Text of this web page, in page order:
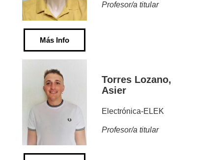
Más Info
Profesor/a titular
Torres Lozano,
Asier
Electrónica-ELEK
Profesor/a titular